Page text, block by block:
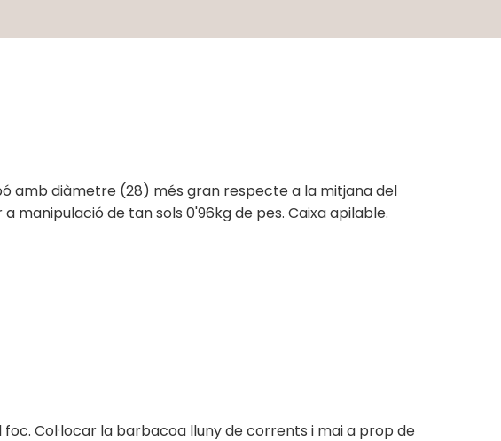
amb diàmetre (28) més gran respecte a la mitjana del
de tan sols 0'96kg de pes. Caixa apilable.
Col·locar la barbacoa lluny de corrents i mai a prop de